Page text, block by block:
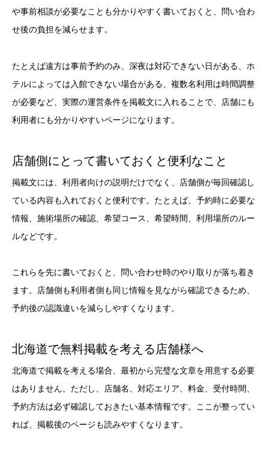
や事前相談が必要なことも分かりやすく書いておくと、問い合わ
せ後の負担を減らせます。
たとえば遠方は事前予約のみ、深夜は対応できない日がある、ホ
テルによっては入館できない場合がある、複数名利用は時間調整
が必要など、実際の運営条件を掲載文に入れることで、店舗にも
利用者にも分かりやすいページになります。
店舗側にとって書いておくと便利なこと
掲載文には、利用者向けの説明だけでなく、店舗側が毎回確認し
ている内容も入れておくと便利です。たとえば、予約時に必要な
情報、施術場所の確認、希望コース、希望時間、利用場所のルー
ルなどです。
これらを先に書いておくと、問い合わせ時のやり取りが落ち着き
ます。店舗側も利用者側も同じ情報を見ながら確認できるため、
予約後の認識違いを減らしやすくなります。
北海道で無料掲載を考える店舗様へ
北海道で掲載を考える場合、最初から完璧な文章を用意する必要
はありません。ただし、店舗名、対応エリア、料金、受付時間、
予約方法は必ず確認しておきたい基本情報です。ここが整ってい
れば、掲載後のページも読みやすくなります。